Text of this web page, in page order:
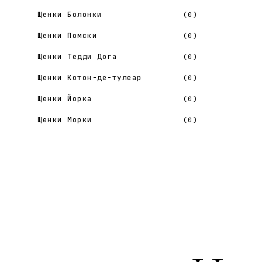
Щенки Болонки (0)
Щенки Помски (0)
Щенки Тедди Дога (0)
Щенки Котон-де-тулеар (0)
Щенки Йорка (0)
Щенки Морки (0)